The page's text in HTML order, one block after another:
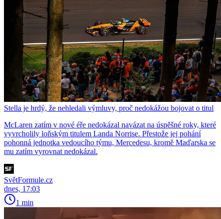
Stella je hrdý, že nehledali výmluvy, proč nedokážou bojovat o titul
McLaren zatím v nové éře nedokázal navázat na úspěšné roky, které
vyvrcholily loňským titulem Landa Norrise. Přestože jej pohání
pohonná jednotka vedoucího týmu, Mercedesu, kromě Maďarska se
mu zatím vyrovnat nedokázal.
SvětFormule.cz
dnes, 17:03
1 min